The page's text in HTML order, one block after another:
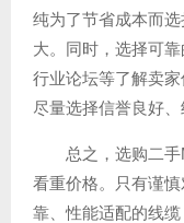
纯为了节省成本而
大。同时，选择可
行业论坛等了解卖
尽量选择信誉良好
总之，选购二
看重价格。只有谨
靠、性能适配的线